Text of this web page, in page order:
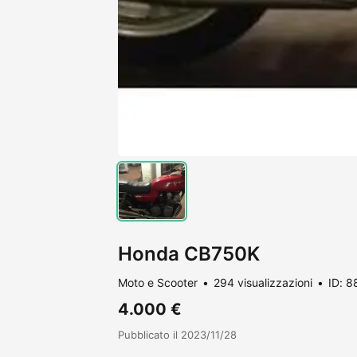
Honda CB750K
Moto e Scooter 294 visualizzazioni ID:
4.000 €
Pubblicato il 2023/11/28